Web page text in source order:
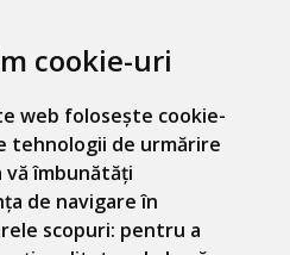
cookie-uri
web folosește cookie-
tehnologii de urmărire
vă îmbunătăți
de navigare în
scopuri: pentru a
GDPR
100% prevederile GDPR.